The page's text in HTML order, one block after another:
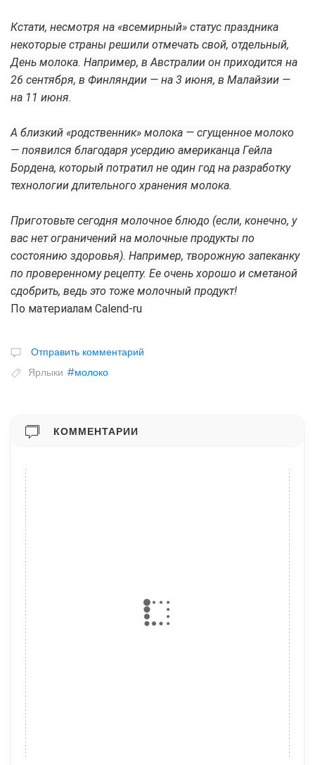
Кстати, несмотря на «всемирный» статус праздника
некоторые страны решили отмечать свой, отдельный,
День молока. Например, в Австралии он приходится на
26 сентября, в Финляндии — на 3 июня, в Малайзии —
на 11 июня.
А близкий «родственник» молока — сгущенное молоко
— появился благодаря усердию американца Гейла
Бордена, который потратил не один год на разработку
технологии длительного хранения молока.
Приготовьте сегодня молочное блюдо (если, конечно, у
вас нет ограничений на молочные продукты по
состоянию здоровья). Например, творожную запеканку
по проверенному рецепту. Ее очень хорошо и сметаной
сдобрить, ведь это тоже молочный продукт!
По материалам Calend-ru
Отправить комментарий
Ярлыки #молоко
КОММЕНТАРИИ